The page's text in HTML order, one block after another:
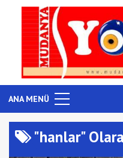
ANA MENÜ
"hanlar"